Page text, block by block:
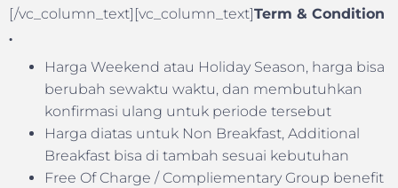
[/vc_column_text][vc_column_text]Term & Condition
.
Harga Weekend atau Holiday Season, harga bisa
berubah sewaktu waktu, dan membutuhkan
konfirmasi ulang untuk periode tersebut
Harga diatas untuk Non Breakfast, Additional
Breakfast bisa di tambah sesuai kebutuhan
Free Of Charge / Compliementary Group benefit